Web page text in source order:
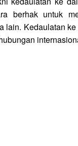
berhak untuk
lain. Kedaulatan